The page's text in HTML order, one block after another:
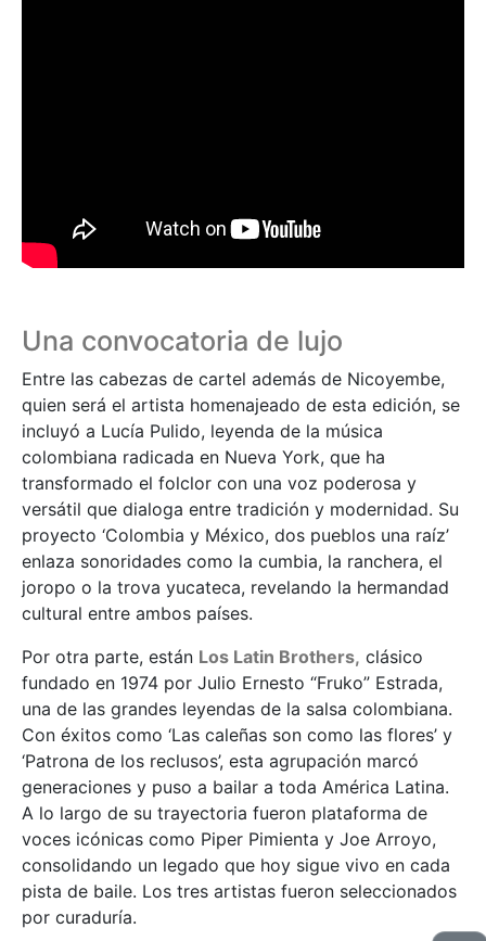
Una convocatoria de lujo
Entre las cabezas de cartel además de Nicoyembe,
quien será el artista homenajeado de esta edición, se
incluyó a Lucía Pulido, leyenda de la música
colombiana radicada en Nueva York, que ha
transformado el folclor con una voz poderosa y
versátil que dialoga entre tradición y modernidad. Su
proyecto ‘Colombia y México, dos pueblos una raíz’
enlaza sonoridades como la cumbia, la ranchera, el
joropo o la trova yucateca, revelando la hermandad
cultural entre ambos países.
Por otra parte, están Los Latin Brothers, clásico
fundado en 1974 por Julio Ernesto “Fruko” Estrada,
una de las grandes leyendas de la salsa colombiana.
Con éxitos como ‘Las caleñas son como las flores’ y
‘Patrona de los reclusos’, esta agrupación marcó
generaciones y puso a bailar a toda América Latina.
A lo largo de su trayectoria fueron plataforma de
voces icónicas como Piper Pimienta y Joe Arroyo,
consolidando un legado que hoy sigue vivo en cada
pista de baile. Los tres artistas fueron seleccionados
por curaduría.